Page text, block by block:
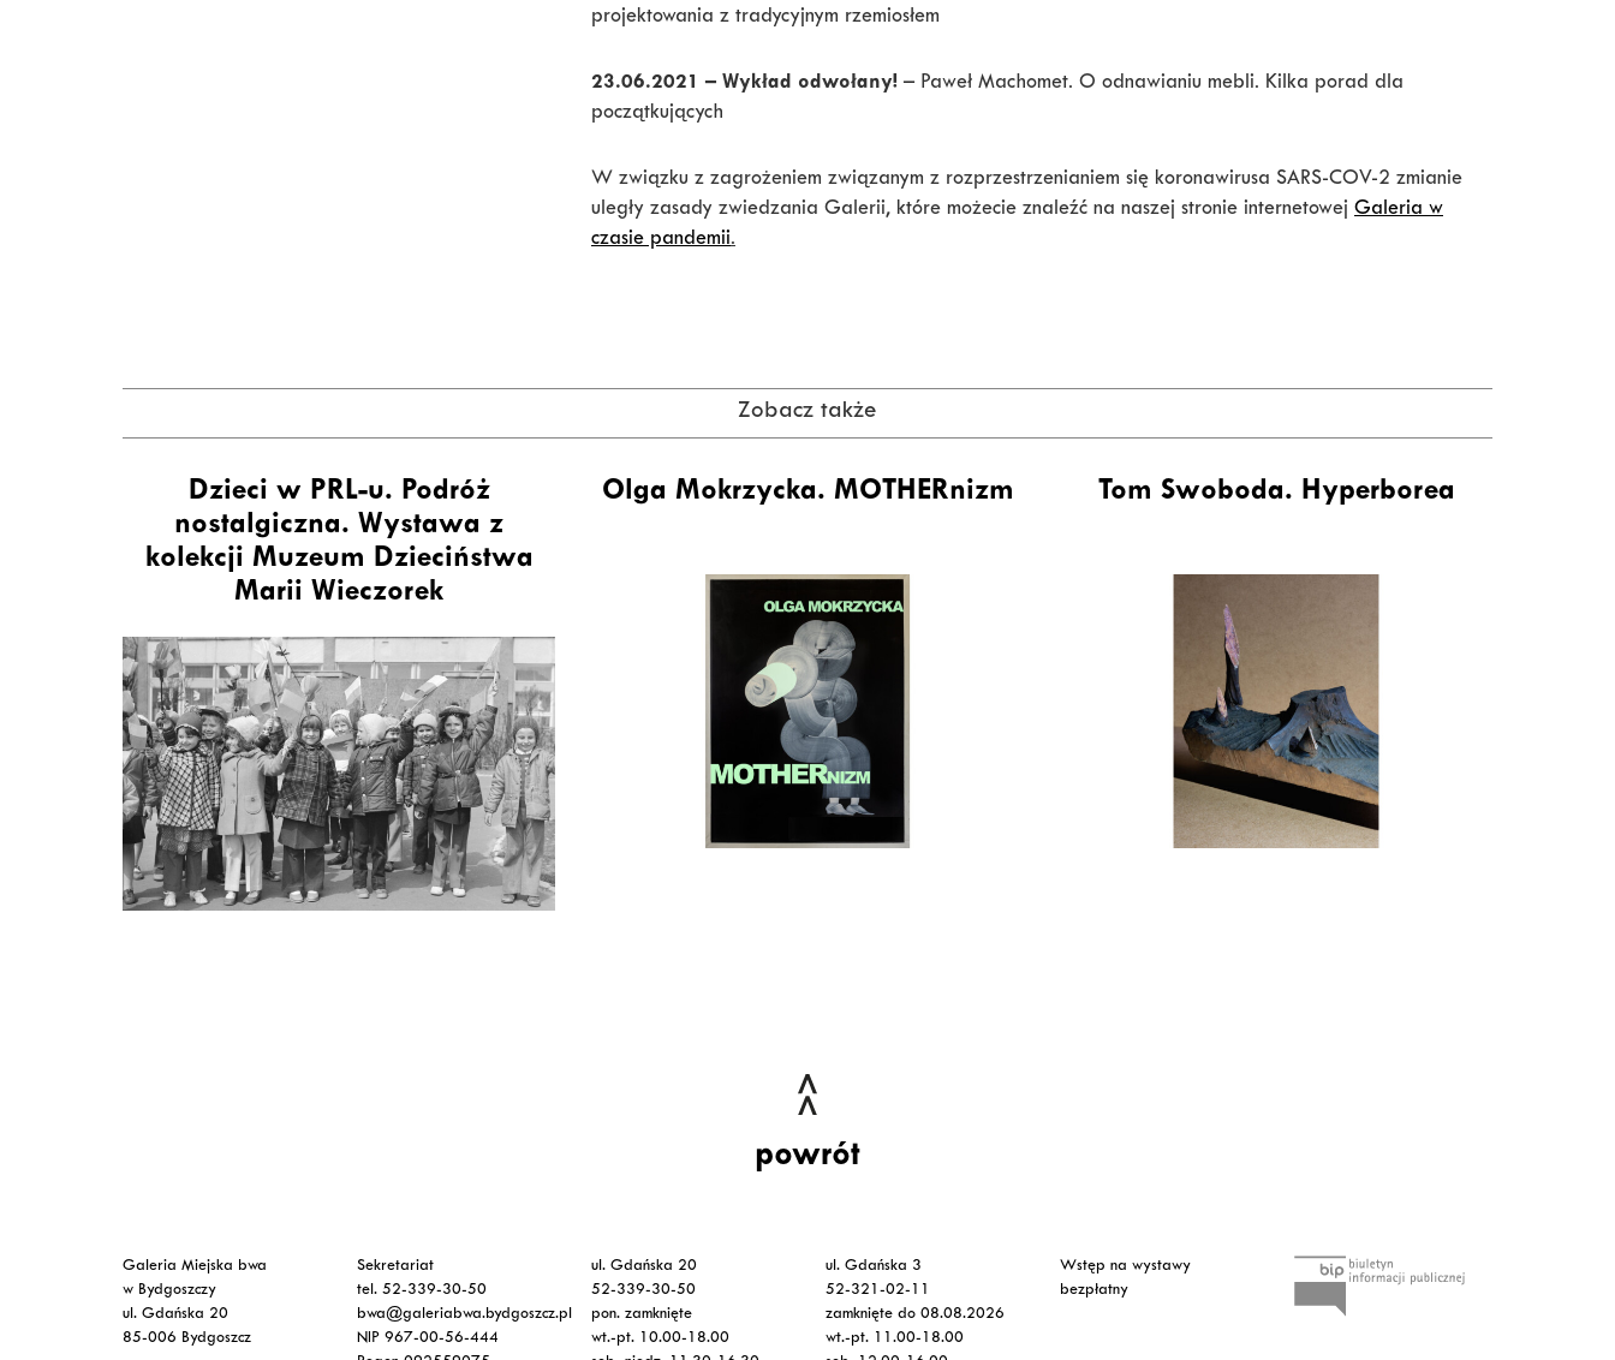
projektowania z tradycyjnym rzemiosłem
23.06.2021 – Wykład odwołany! – Paweł Machomet. O odnawianiu mebli. Kilka porad dla
początkujących
W związku z zagrożeniem związanym z rozprzestrzenianiem się koronawirusa SARS-COV-2 zmianie
uległy zasady zwiedzania Galerii, które możecie znaleźć na naszej stronie internetowej Galeria w
czasie pandemii.
Zobacz także
Dzieci w PRL-u. Podróż
nostalgiczna. Wystawa z
kolekcji Muzeum Dzieciństwa
Marii Wieczorek
Olga Mokrzycka. MOTHERnizm Tom Swoboda. Hyperborea
powrót
Galeria Miejska bwa
w Bydgoszczy
ul. Gdańska 20
85-006 Bydgoszcz
Sekretariat
tel. 52-339-30-50
bwa@galeriabwa.bydgoszcz.pl
NIP 967-00-56-444
ul. Gdańska 20
52-339-30-50
pon. zamknięte
wt.-pt. 10.00-18.00
ul. Gdańska 3
52-321-02-11
zamknięte do 08.08.2026
wt.-pt. 11.00-18.00
Wstęp na wystawy
bezpłatny